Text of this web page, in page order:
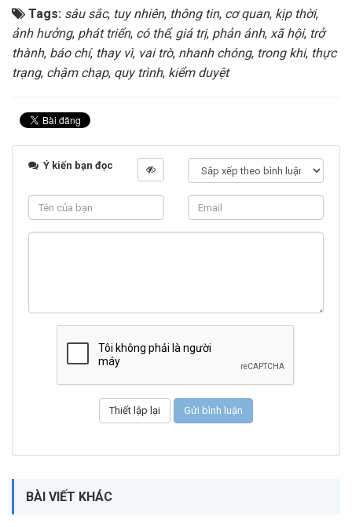
Tags: sâu sắc, tuy nhiên, thông tin, cơ quan, kịp thời,
ảnh hưởng, phát triển, có thể, giá trị, phản ánh, xã hội, trở
thành, báo chí, thay vì, vai trò, nhanh chóng, trong khi, thực
trạng, chậm chạp, quy trình, kiểm duyệt
Ý kiến bạn đọc
BÀI VIẾT KHÁC